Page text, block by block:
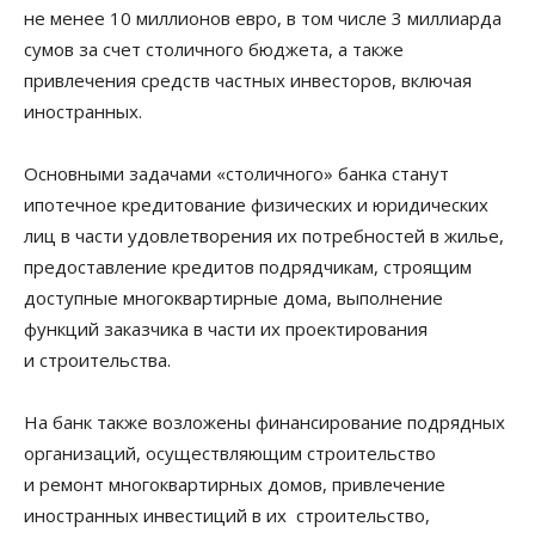
не менее 10 миллионов евро, в том числе 3 миллиарда
сумов за счет столичного бюджета, а также
привлечения средств частных инвесторов, включая
иностранных.
Основными задачами «столичного» банка станут
ипотечное кредитование физических и юридических
лиц в части удовлетворения их потребностей в жилье,
предоставление кредитов подрядчикам, строящим
доступные многоквартирные дома, выполнение
функций заказчика в части их проектирования
и строительства.
На банк также возложены финансирование подрядных
организаций, осуществляющим строительство
и ремонт многоквартирных домов, привлечение
иностранных инвестиций в их строительство,